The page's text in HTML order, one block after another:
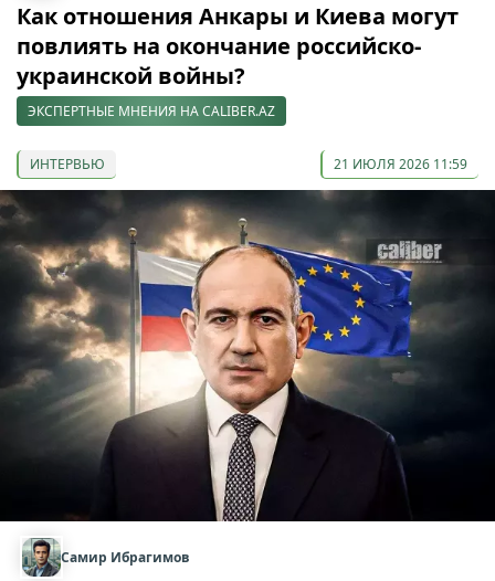
Как отношения Анкары и Киева могут
повлиять на окончание российско-
украинской войны?
ЭКСПЕРТНЫЕ МНЕНИЯ НА CALIBER.AZ
ИНТЕРВЬЮ 21 ИЮЛЯ 2026 11:59
Самир Ибрагимов